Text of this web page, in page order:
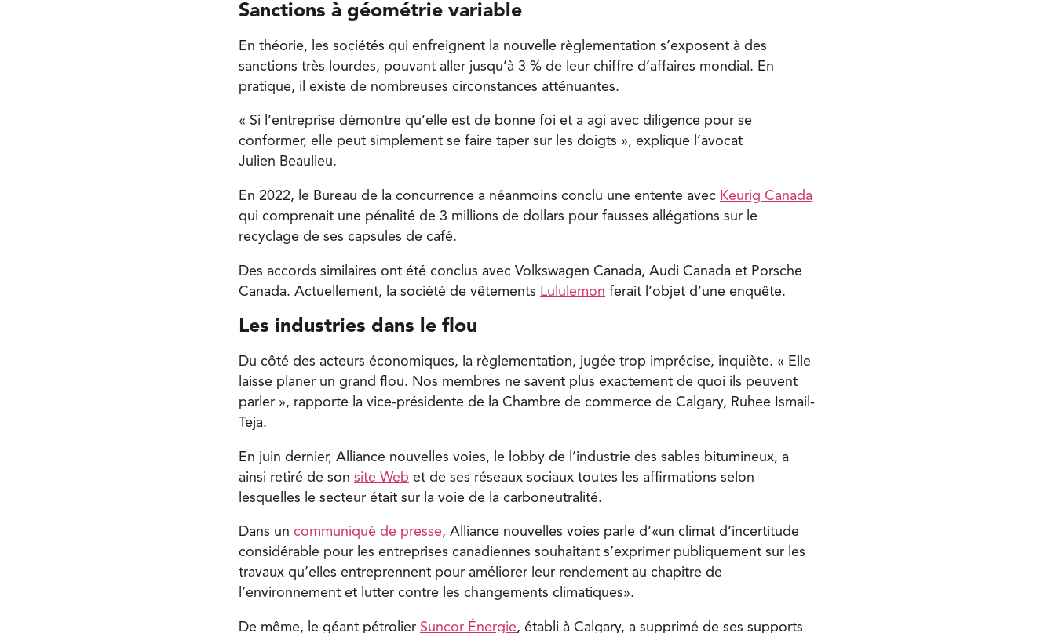
Sanctions à géométrie variable
En théorie, les sociétés qui enfreignent la nouvelle règlementation s’exposent à des
sanctions très lourdes, pouvant aller jusqu’à 3 % de leur chiffre d’affaires mondial. En
pratique, il existe de nombreuses circonstances atténuantes.
« Si l’entreprise démontre qu’elle est de bonne foi et a agi avec diligence pour se
conformer, elle peut simplement se faire taper sur les doigts », explique l’avocat
Julien Beaulieu.
En 2022, le Bureau de la concurrence a néanmoins conclu une entente avec Keurig Canada
qui comprenait une pénalité de 3 millions de dollars pour fausses allégations sur le
recyclage de ses capsules de café.
Des accords similaires ont été conclus avec Volkswagen Canada, Audi Canada et Porsche
Canada. Actuellement, la société de vêtements Lululemon ferait l’objet d’une enquête.
Les industries dans le flou
Du côté des acteurs économiques, la règlementation, jugée trop imprécise, inquiète. « Elle
laisse planer un grand flou. Nos membres ne savent plus exactement de quoi ils peuvent
parler », rapporte la vice-présidente de la Chambre de commerce de Calgary, Ruhee Ismail-
Teja.
En juin dernier, Alliance nouvelles voies, le lobby de l’industrie des sables bitumineux, a
ainsi retiré de son site Web et de ses réseaux sociaux toutes les affirmations selon
lesquelles le secteur était sur la voie de la carboneutralité.
Dans un communiqué de presse, Alliance nouvelles voies parle d’«un climat d’incertitude
considérable pour les entreprises canadiennes souhaitant s’exprimer publiquement sur les
travaux qu’elles entreprennent pour améliorer leur rendement au chapitre de
l’environnement et lutter contre les changements climatiques».
De même, le géant pétrolier Suncor Énergie, établi à Calgary, a supprimé de ses supports